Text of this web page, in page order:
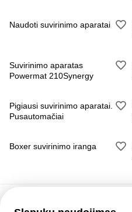
Garantija- 24 mėn.
GERESNĖ KAINA
GALUTINĖ KAINA
CHAMELEONA SKYDELI,
SUVIRINIMO APARATU,
DAUGIAU INFO TELEFONU.
Naudoti suvirinimo aparatai
Suvirinimo aparatas
Powermat 210Synergy
Pigiausi suvirinimo aparatai.
Pusautomačiai
Boxer suvirinimo iranga